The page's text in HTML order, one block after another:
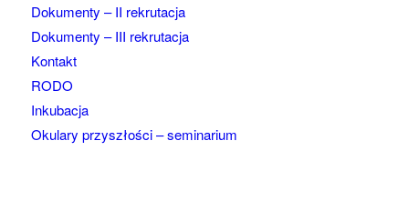
Dokumenty – II rekrutacja
Dokumenty – III rekrutacja
Kontakt
RODO
Inkubacja
Okulary przyszłości – seminarium